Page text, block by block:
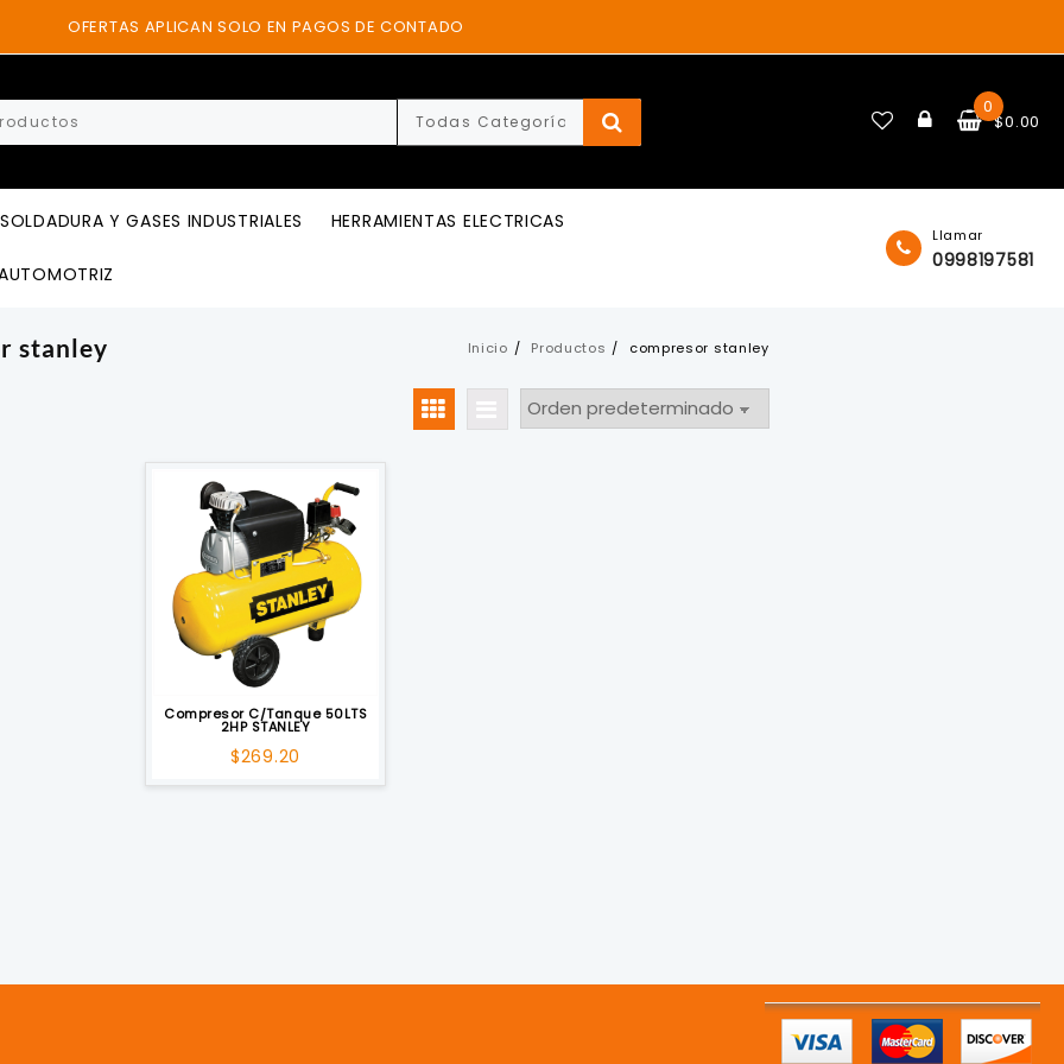
OFERTAS APLICAN SOLO EN PAGOS DE CONTADO
0
$0.00
SOLDADURA Y GASES INDUSTRIALES HERRAMIENTAS ELECTRICAS
Llamar
0998197581
stanley Inicio Productos compresor stanley
Compresor C/Tanque 50LTS
2HP STANLEY
$269.20